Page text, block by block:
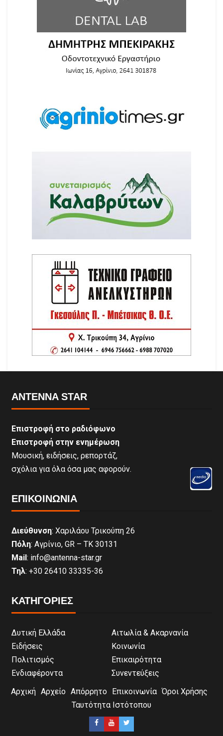
ANTENNA STAR
Επιστροφή στο ραδιόφωνο
Επιστροφή στην ενημέρωση
Μουσική, ειδήσεις, ρεπορτάζ,
σχόλια για όλα όσα μας αφορούν.
ΕΠΙΚΟΙΝΩΝΊΑ
Διεύθυνση: Χαριλάου Τρικούπη 26
Πόλη: Αγρίνιο, GR – ΤΚ 30131
Mail: info@antenna-star.gr
Τηλ: +30 26410 33335-36
ΚΑΤΗΓΟΡΙΕΣ
Δυτική Ελλάδα
Αιτωλία & Ακαρνανία
Ειδήσεις
Κοινωνία
Πολιτισμός
Επικαιρότητα
Ενδιαφέροντα
Συνεντεύξεις
Αρχική Αρχείο Απόρρητο Επικοινωνία Όροι Χρήσης
Ταυτότητα Ιστότοπου